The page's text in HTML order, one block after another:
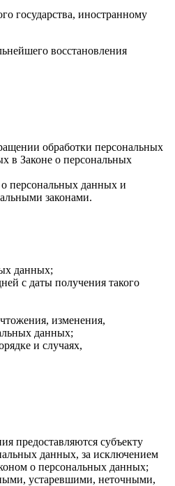
государства, иностранному
восстановления
обработки персональных
в Законе о персональных
о персональных данных и
законами.
данных;
с даты получения такого
изменения,
данных;
и случаях,
предоставляются субъекту
данных, за исключением
о персональных данных;
устаревшими, неточными,